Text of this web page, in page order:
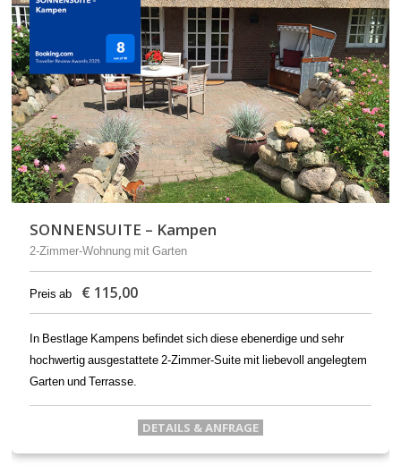
SONNENSUITE – Kampen
2-Zimmer-Wohnung mit Garten
Preis ab € 115,00
In Bestlage Kampens befindet sich diese ebenerdige und sehr
hochwertig ausgestattete 2-Zimmer-Suite mit liebevoll angelegtem
Garten und Terrasse.
DETAILS & ANFRAGE